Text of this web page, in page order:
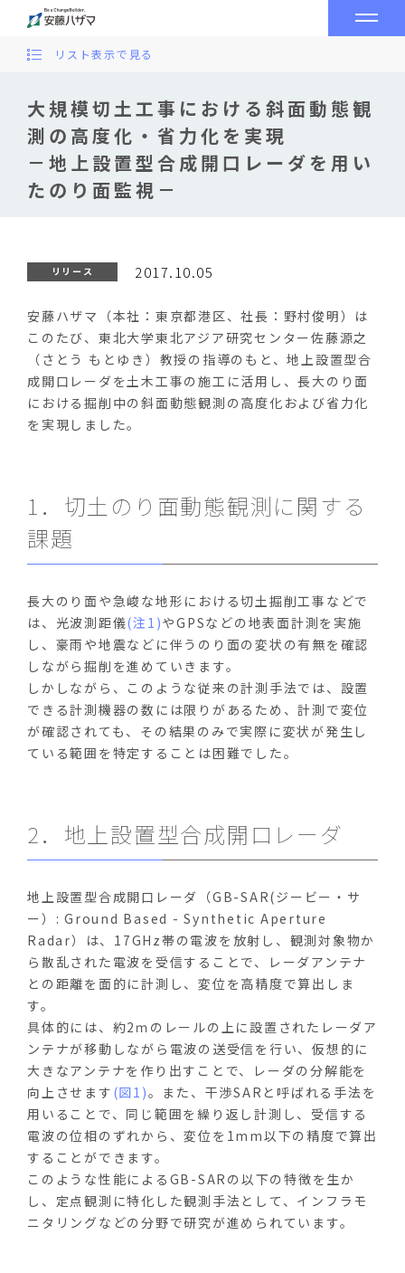
大規模切土工事における斜面動態観
測の高度化・省力化を実現
－地上設置型合成開口レーダを用い
たのり面監視－
リスト表示で見る
リリース 2017.10.05
安藤ハザマ（本社：東京都港区、社長：野村俊明）は
このたび、東北大学東北アジア研究センター佐藤源之
（さとう もとゆき）教授の指導のもと、地上設置型合
成開口レーダを土木工事の施工に活用し、長大のり面
における掘削中の斜面動態観測の高度化および省力化
を実現しました。
1．切土のり面動態観測に関する
課題
長大のり面や急峻な地形における切土掘削工事などで
は、光波測距儀(注1)やGPSなどの地表面計測を実施
し、豪雨や地震などに伴うのり面の変状の有無を確認
しながら掘削を進めていきます。
しかしながら、このような従来の計測手法では、設置
できる計測機器の数には限りがあるため、計測で変位
が確認されても、その結果のみで実際に変状が発生し
ている範囲を特定することは困難でした。
2．地上設置型合成開口レーダ
地上設置型合成開口レーダ（GB-SAR(ジービー・サ
ー）: Ground Based - Synthetic Aperture
Radar）は、17GHz帯の電波を放射し、観測対象物か
ら散乱された電波を受信することで、レーダアンテナ
との距離を面的に計測し、変位を高精度で算出しま
す。
具体的には、約2ｍのレールの上に設置されたレーダア
ンテナが移動しながら電波の送受信を行い、仮想的に
大きなアンテナを作り出すことで、レーダの分解能を
向上させます (図1)。また、干渉SARと呼ばれる手法を
用いることで、同じ範囲を繰り返し計測し、受信する
電波の位相のずれから、変位を1mm以下の精度で算出
することができます。
このような性能によるGB-SARの以下の特徴を生か
し、定点観測に特化した観測手法として、インフラモ
ニタリングなどの分野で研究が進められています。